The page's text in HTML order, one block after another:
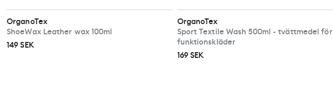
OrganoTex
ShoeWax Leather wax 100ml
149 SEK
OrganoTex
Sport Textile Wash 500ml - tvättmedel för
funktionskläder
169 SEK